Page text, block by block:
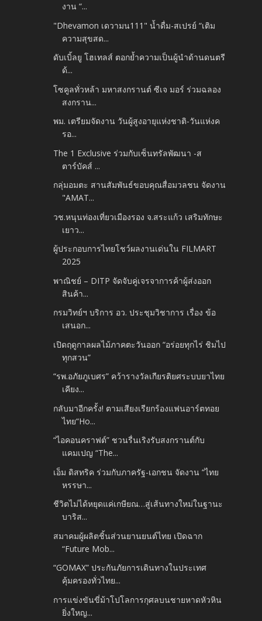
งาน “...
"Dhevamon เดวามน111" น้ำดื่ม-สเปรย์ “เติม
ความสุขสด...
ดับเบิ้ลยู โฮเทลส์ ตอกย้ำความเป็นผู้นำด้านดนตรี
ด้...
โซคูลทั่วหล้า มหาสงกรานต์ ซีเจ มอร์ ร่วมฉลอง
สงกราน...
พม. เตรียมจัดงาน วันผู้สูงอายุแห่งชาติ​-วันแห่งค
รอ...
The 1 Exclusive ร่วมกับเซ็นทรัลพัฒนา -​ส
ตาร์บัคส์ ...
กลุ่มอมตะ สานสัมพันธ์ขอบคุณสื่อมวลชน​ จัดงาน
"AMAT...
วช.หนุนท่องเที่ยวเมืองรอง จ.สระแก้ว เสริมทักษะ
เยาว...
ผู้ประกอบการไทยโชว์ผลงานเด่นใน FILMART
2025
พาณิชย์ – DITP จัดจับคู่เจรจาการค้าผู้ส่งออก
สินค้า...
กรมวิทย์ฯ บริการ อว. ประชุมวิชาการ เรื่อง ข้อ
เสนอก...
เปิดฤดูกาลผลไม้ภาคตะวันออก “อร่อยทุกไร่ ชิมไป
ทุกสวน”
“รพ.อภัยภูเบศร” คว้ารางวัลเกียรติยศระบบยาไทย
เคียง...
กลับมาอีกครั้ง! ตามเสียงเรียกร้องแฟนอาร์ตทอย
ไทย“Ho...
“ไอคอนคราฟต์” ชวนรื่นเริงรับสงกรานต์กับ
แคมเปญ “The...
เอ็ม ดิสทริค ร่วมกับภาครัฐ​-เอกชน จัดงาน “ไทย
หรรษา...
ชีวิตไม่ได้หยุดแค่เกษียณ…สู่เส้นทางใหม่ในฐานะ
บาริส...
สมาคมผู้ผลิตชิ้นส่วนยานยนต์ไทย เปิดฉาก
“Future Mob...
“GOMAX” ประกันภัยการเดินทางในประเทศ
คุ้มครองทั่วไทย...
การแข่งขันขี่ม้าโปโลการกุศลบนชายหาดหัวหิน​
ยิ่งใหญ...